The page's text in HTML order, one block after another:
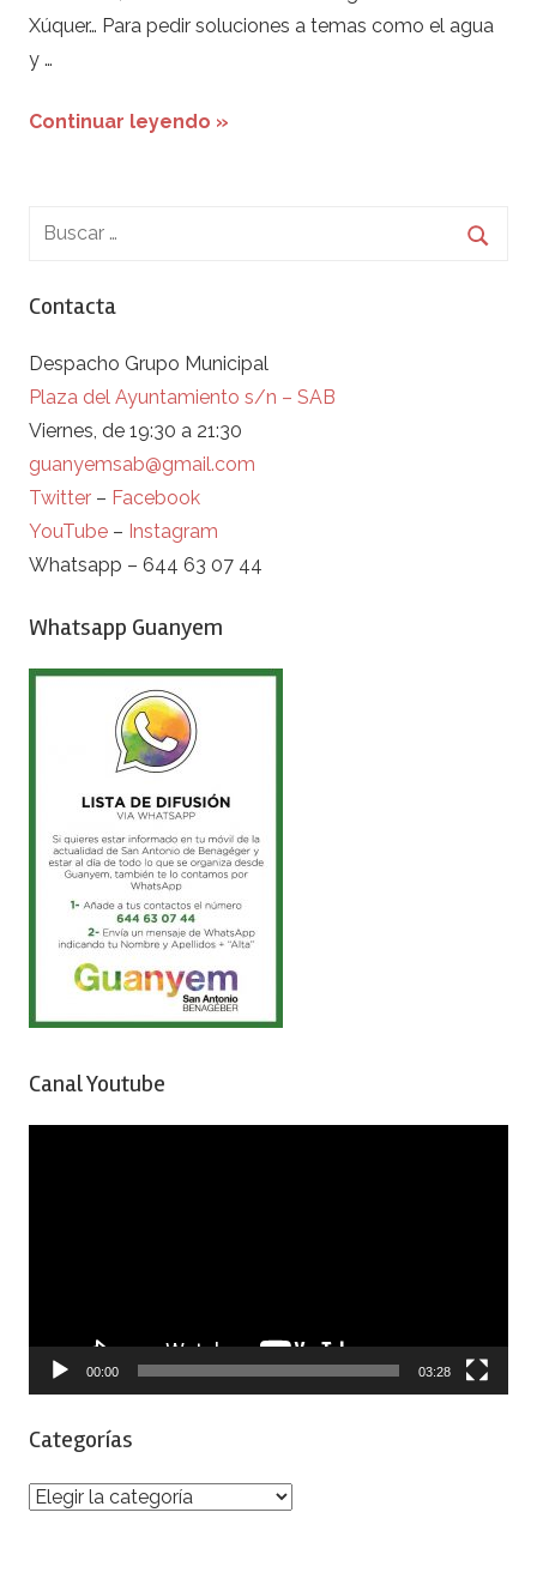
Xúquer… Para pedir soluciones a temas como el agua
y …
Continuar leyendo »
Contacta
Despacho Grupo Municipal
Plaza del Ayuntamiento s/n – SAB
Viernes, de 19:30 a 21:30
guanyemsab@gmail.com
Twitter – Facebook
YouTube – Instagram
Whatsapp – 644 63 07 44
Whatsapp Guanyem
Canal Youtube
00:00 03:28
Categorías
Categorías